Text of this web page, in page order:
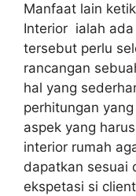
Manfaat lain
Interior ialah
tersebut perlu
rancangan
hal yang
perhitungan
aspek yang
interior rumah
dapatkan sesuai
ekspetasi si